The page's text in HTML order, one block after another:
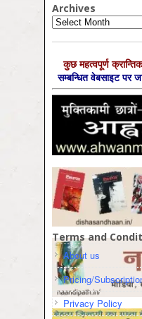
Archives
Archives
कुछ महत्‍वपूर्ण
सम्‍बन्धित वेबसाइट पर
Terms and
About us
Pricing/
Privacy Policy